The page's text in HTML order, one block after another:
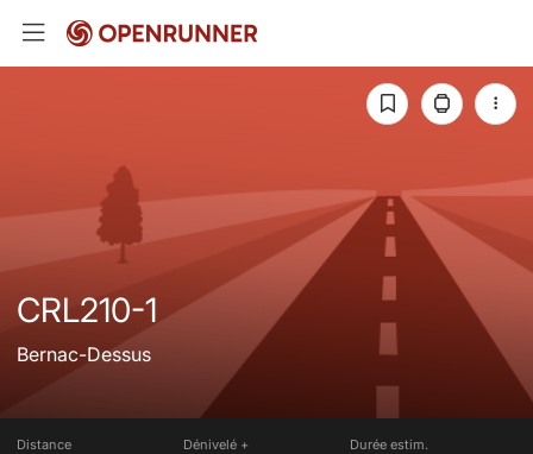
CRL210-1
Bernac-Dessus
Distance Dénivelé + Durée estim.